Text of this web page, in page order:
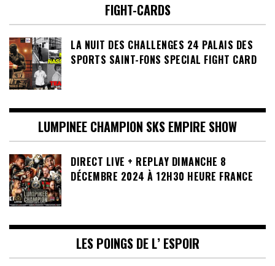
FIGHT-CARDS
LA NUIT DES CHALLENGES 24 PALAIS DES
SPORTS SAINT-FONS SPECIAL FIGHT CARD
LUMPINEE CHAMPION SKS EMPIRE SHOW
DIRECT LIVE + REPLAY DIMANCHE 8
DÉCEMBRE 2024 À 12H30 HEURE FRANCE
LES POINGS DE L’ ESPOIR